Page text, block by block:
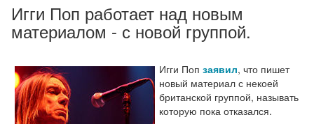
Игги Поп работает над новым
материалом - с новой группой.
Игги Поп заявил, что пишет
новый материал с некоей
британской группой, называть
которую пока отказался.